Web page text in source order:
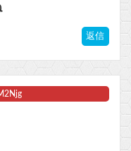
返信